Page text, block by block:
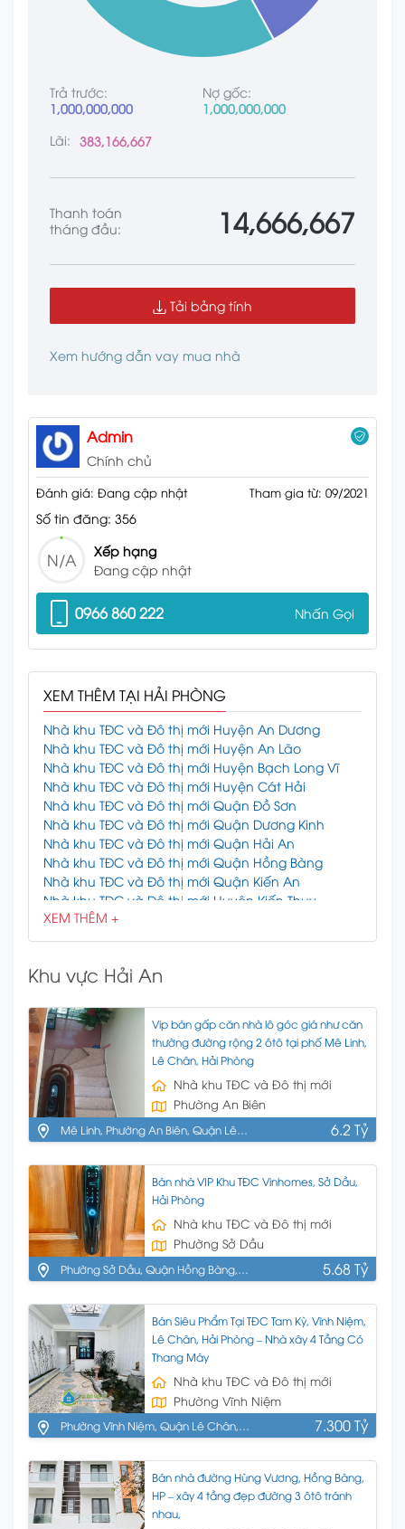
Trả trước:
1,000,000,000
Nợ gốc:
1,000,000,000
Lãi: 383,166,667
Thanh toán
tháng đầu:
14,666,667
Tải bảng tính
Xem hướng dẫn vay mua nhà
Admin
Chính chủ
Đánh giá: Đang cập nhật Tham gia từ: 09/2021
Số tin đăng: 356
N/A
Xếp hạng
Đang cập nhật
0966 860 222 Nhấn Gọi
XEM THÊM TẠI HẢI PHÒNG
Nhà khu TĐC và Đô thị mới Huyện An Dương
Nhà khu TĐC và Đô thị mới Huyện An Lão
Nhà khu TĐC và Đô thị mới Huyện Bạch Long Vĩ
Nhà khu TĐC và Đô thị mới Huyện Cát Hải
Nhà khu TĐC và Đô thị mới Quận Đồ Sơn
Nhà khu TĐC và Đô thị mới Quận Dương Kinh
Nhà khu TĐC và Đô thị mới Quận Hải An
Nhà khu TĐC và Đô thị mới Quận Hồng Bàng
Nhà khu TĐC và Đô thị mới Quận Kiến An
Nhà khu TĐC và Đô thị mới Huyện Kiến Thụy
Nhà khu TĐC và Đô thị mới Quận Lê Chân
Nhà khu TĐC và Đô thị mới Quận Ngô Quyền
Nhà khu TĐC và Đô thị mới Huyện Tiên Lãng
XEM THÊM +
Khu vực Hải An
Vip bán gấp căn nhà lô góc giá như căn
thường đường rộng 2 ôtô tại phố Mê Linh,
Lê Chân, Hải Phòng
Nhà khu TĐC và Đô thị mới
Phường An Biên
Mê Linh, Phường An Biên, Quận Lê
6.2 Tỷ
Bán nhà VIP Khu TĐC Vinhomes, Sở Dầu,
Hải Phòng
Nhà khu TĐC và Đô thị mới
Phường Sở Dầu
Phường Sở Dầu, Quận Hồng Bàng,
5.68 Tỷ
Bán Siêu Phẩm Tại TĐC Tam Kỳ, Vĩnh Niệm,
Lê Chân, Hải Phòng – Nhà xây 4 Tầng Có
Thang Máy
Nhà khu TĐC và Đô thị mới
Phường Vĩnh Niệm
Phường Vĩnh Niệm, Quận Lê Chân,
7.300 Tỷ
Bán nhà đường Hùng Vương, Hồng Bàng,
HP – xây 4 tầng đẹp đường 3 ôtô tránh
nhau,